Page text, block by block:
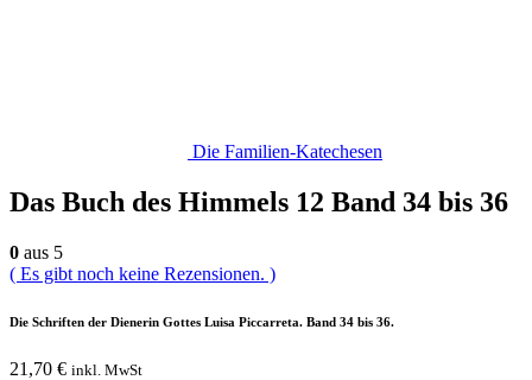
Die Familien-Katechesen
Das Buch des Himmels 12 Band 34 bis 36
0 aus 5
( Es gibt noch keine Rezensionen. )
Die Schriften der Dienerin Gottes Luisa Piccarreta. Band 34 bis 36.
21,70 € inkl. MwSt